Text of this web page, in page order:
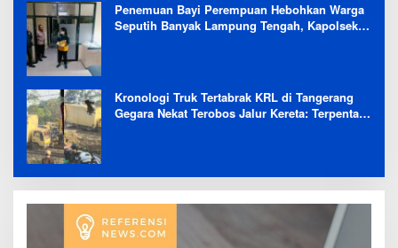
Penemuan Bayi Perempuan Hebohkan Warga
Seputih Banyak Lampung Tengah, Kapolsek:
Kronologi Truk Tertabrak KRL di Tangerang
Gegara Nekat Terobos Jalur Kereta: Terpental,